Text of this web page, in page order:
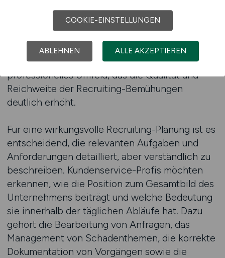
unterstützt diesen Prozess, indem sie
Stellenangebote innerhalb eines beruflich
passenden Umfelds präsentiert, das
ausschließlich auf das Versicherungswesen
ausgerichtet ist. Dadurch entsteht ein
professionelles Umfeld, das die Qualität und
Reichweite der Recruiting-Bemühungen
deutlich erhöht.
Für eine wirkungsvolle Recruiting-Planung ist es
entscheidend, die relevanten Aufgaben und
Anforderungen detailliert, aber verständlich zu
beschreiben. Kundenservice-Profis möchten
erkennen, wie die Position zum Gesamtbild des
Unternehmens beiträgt und welche Bedeutung
sie innerhalb der täglichen Abläufe hat. Dazu
gehört die Bearbeitung von Anfragen, das
Management von Schadenthemen, die korrekte
Dokumentation von Vorgängen sowie die
COOKIE-EINSTELLUNGEN
ABLEHNEN ALLE AKZEPTIEREN